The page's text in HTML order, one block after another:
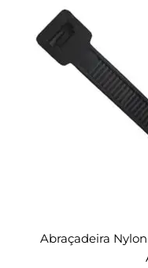
Abraçadeira